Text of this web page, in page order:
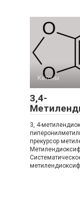
Кетоны
3,4-
3, 4-
прекурсор